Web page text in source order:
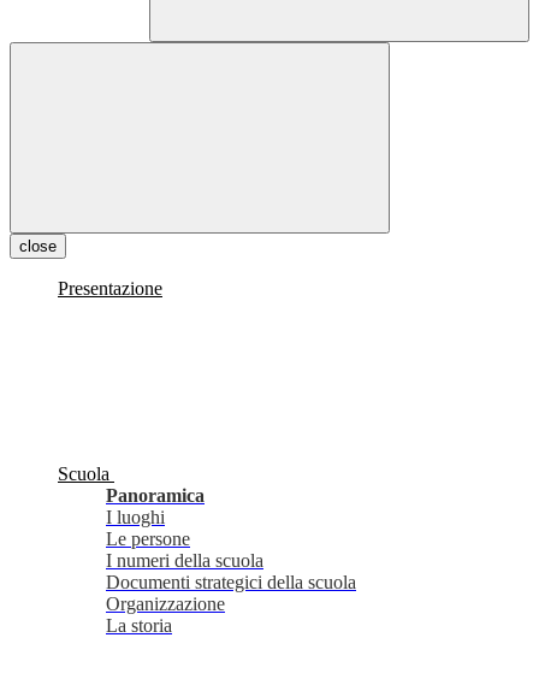
close
Presentazione
Scuola
Panoramica
I luoghi
Le persone
I numeri della scuola
Documenti strategici della scuola
Organizzazione
La storia